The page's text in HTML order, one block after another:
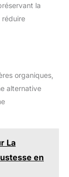
la
réduire
organiques,
alternative
La
en